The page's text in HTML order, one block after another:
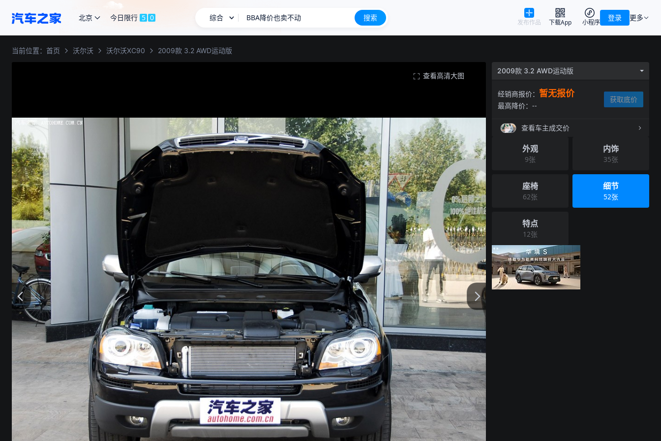
北京 今日限行 5 0 综合 BBA降价也卖不动
长城H10 新车上市
搜索 更多
登录
发布作品 下载App 小程序
当前位置： 首页 沃尔沃 沃尔沃XC90 2009款 3.2 AWD运动版
查看高清大图
2009款 3.2 AWD运动版
经销商报价： 暂无报价
最高降价： --
获取底价
查看车主成交价
外观
9张
内饰
35张
座椅
62张
细节
52张
特点
12张